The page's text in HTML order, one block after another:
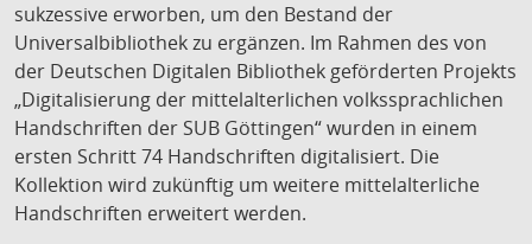
sukzessive erworben, um den Bestand der
Universalbibliothek zu ergänzen. Im Rahmen des von
der Deutschen Digitalen Bibliothek geförderten Projekts
„Digitalisierung der mittelalterlichen volkssprachlichen
Handschriften der SUB Göttingen“ wurden in einem
ersten Schritt 74 Handschriften digitalisiert. Die
Kollektion wird zukünftig um weitere mittelalterliche
Handschriften erweitert werden.